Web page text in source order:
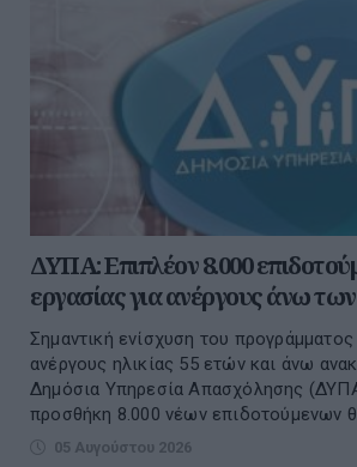
ΔΥΠΑ: Επιπλέον 8.000
εργασίας για ανέργους άνω
Σημαντική ενίσχυση του
ανέργους ηλικίας 55 ετών και άνω
Δημόσια Υπηρεσία Απασχόλησης
προσθήκη 8.000 νέων επιδοτούμενων
05 Αυγούστου 2026